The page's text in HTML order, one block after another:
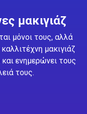
μακιγιάζ
μόνοι τους, αλλά
μακιγιάζ
ενημερώνει τους
τους.